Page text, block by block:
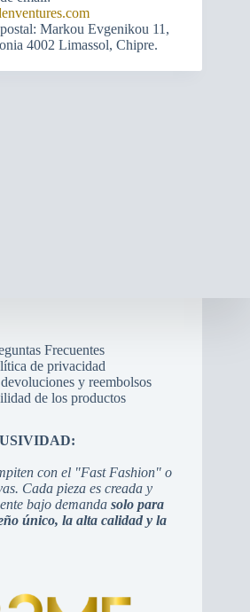
Markou Evgenikou 11,
4002 Limassol, Chipre.
Frecuentes
de privacidad
y reembolsos
de los productos
con el "Fast Fashion" o
Cada pieza es creada y
bajo demandasolo para
único, la alta calidad y la